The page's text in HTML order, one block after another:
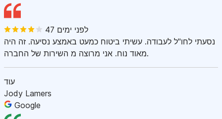
47 לפני ימים
נסעתי לחו"ל לעבודה. עשיתי ביטוח כמעט באמצע נסיעה. זה היה
מאוד נוח. אני מרוצה מ השירות של החברה.
עוד
Jody Lamers
Google